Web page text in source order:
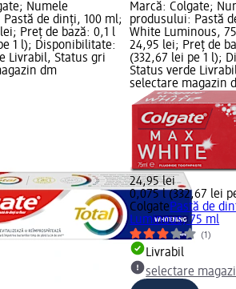
Numele
de dinți, 100 ml;
Preț de bază: 0,1 l
1 l); Disponibilitate:
Livrabil, Status gri
dm
Marcă: Colgate;
produsului: Pastă
White Luminous,
24,95 lei; Preț de
(332,67 lei pe 1 l);
Status verde
selectare magazin
24,95 lei
0,075 l (332,67 lei
ColgatePastă de
Luminous, 75 ml
(1)
Livrabil
selectare